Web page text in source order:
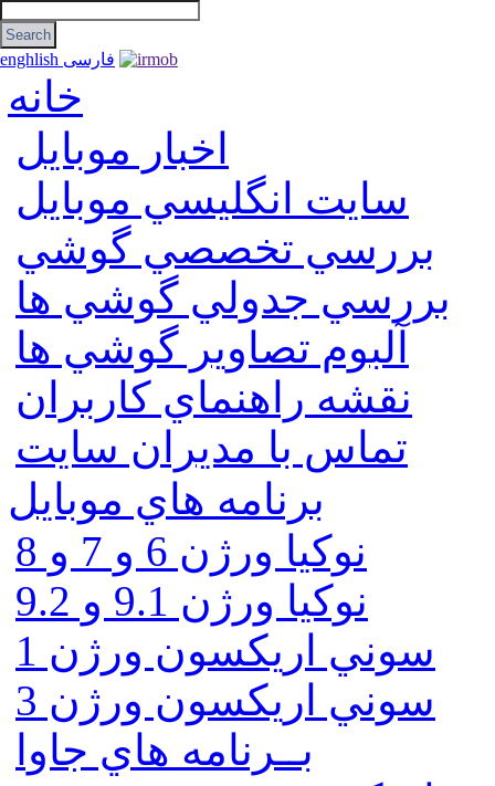
enghlish فارسی
خانه
اخبار موبایل
سايت انگليسي موبايل
بررسي تخصصي گوشي
بررسي جدولي گوشي ها
آلبوم تصاوير گوشي ها
نقشه راهنماي كاربران
تماس با مديران سايت
برنامه هاي موبايل
نوکیا ورژن 6 و 7 و 8
نوکیا ورژن 9.1 و 9.2
سوني اريكسون ورژن 1
سوني اريكسون ورژن 3
بــرنامه هاي جاوا